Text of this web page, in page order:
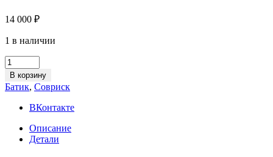
14 000 ₽
1 в наличии
Картина
«Лодочки
3»
quantity
В корзину
Батик, Совриск
ВКонтакте
Описание
Детали